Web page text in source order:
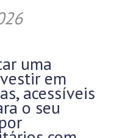
uma
em
acessíveis
o seu